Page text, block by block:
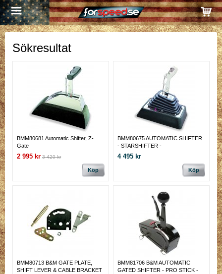
Sökresultat
BMM80681 Automatic Shifter, Z-
Gate
2 995 kr 3 420 kr
Köp
BMM80675 AUTOMATIC SHIFTER
- STARSHIFTER -
4 495 kr
Köp
BMM80713 B&M GATE PLATE,
SHIFT LEVER & CABLE BRACKET
BMM81706 B&M AUTOMATIC
GATED SHIFTER - PRO STICK -